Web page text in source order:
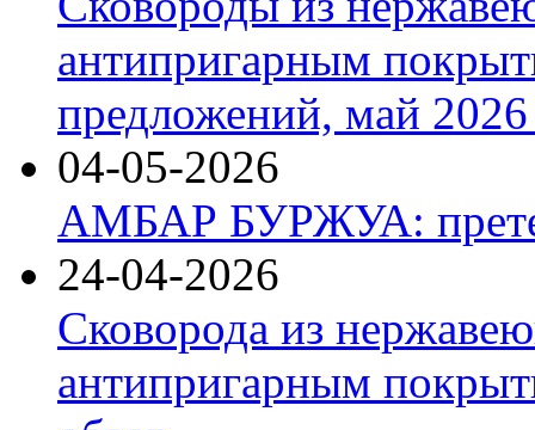
антипригарным
предложений, май 2026
04-05-2026
АМБАР БУРЖУА:
24-04-2026
Сковорода из
антипригарным